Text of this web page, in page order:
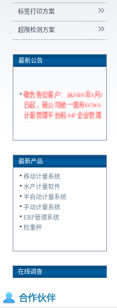
标签打印方案
超限检测方案
最新公告
敬告各位客户：从2020年3月1
日起，我公司统一使用ECWS
计量管理平台和AIP企业管理
平台
最新产品
移动计量系统
水产计量软件
半自动计量系统
手动计量系统
ERP管理系统
检重秤
在线调查